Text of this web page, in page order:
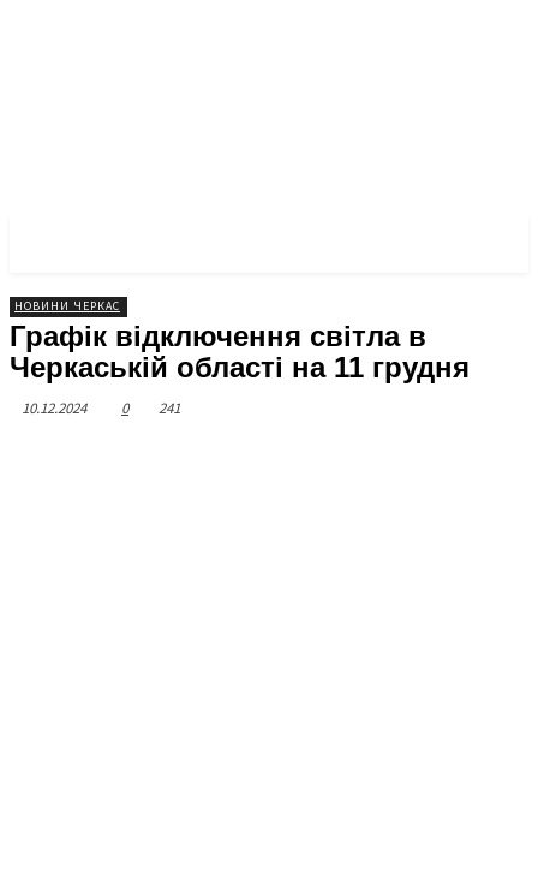
НОВИНИ ЧЕРКАС
Графік відключення світла в
Черкаській області на 11 грудня
10.12.2024 0 241